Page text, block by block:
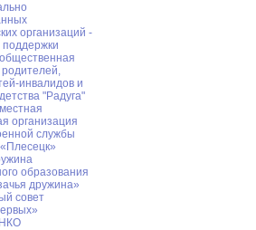
организаций -
поддержки
инвалидов и
"Радуга"
организация
службы
образования
дружина»
совет
НКО